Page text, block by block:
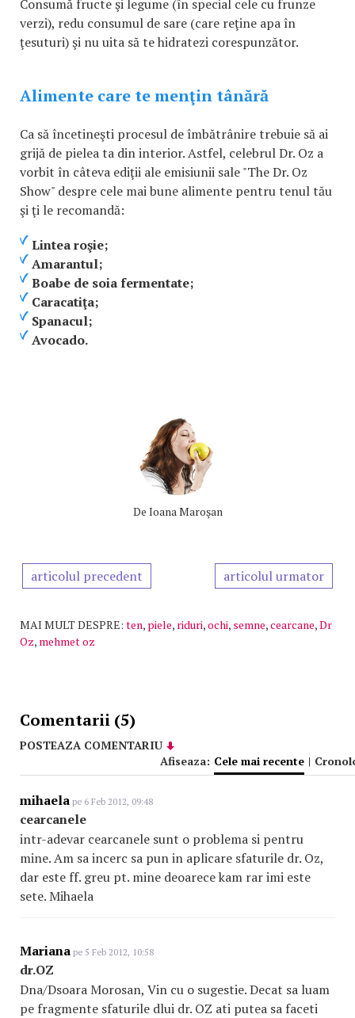
Consumă fructe şi legume (în special cele cu frunze
verzi), redu consumul de sare (care reţine apa în
ţesuturi) şi nu uita să te hidratezi corespunzător.
Alimente care te menţin tânără
Ca să încetineşti procesul de îmbătrânire trebuie să ai
grijă de pielea ta din interior. Astfel, celebrul Dr. Oz a
vorbit în câteva ediţii ale emisiunii sale "The Dr. Oz
Show" despre cele mai bune alimente pentru tenul tău
şi ţi le recomandă:
Lintea roşie;
Amarantul;
Boabe de soia fermentate;
Caracatiţa;
Spanacul;
Avocado.
De Ioana Maroşan
articolul precedent articolul urmator
MAI MULT DESPRE: ten, piele, riduri,ochi, semne,cearcane,Dr
Oz, mehmet oz
Comentarii (5)
POSTEAZA COMENTARIU
Afiseaza: Cele mai recente |
mihaela pe 6 Feb 2012, 09:48
cearcanele
intr-adevar cearcanele sunt o problema si pentru
mine. Am sa incerc sa pun in aplicare sfaturile dr. Oz,
dar este ff. greu pt. mine deoarece kam rar imi este
sete. Mihaela
Mariana pe 5 Feb 2012, 10:58
dr.OZ
Dna/Dsoara Morosan, Vin cu o sugestie. Decat sa luam
pe fragmente sfaturile dlui dr. OZ ati putea sa faceti